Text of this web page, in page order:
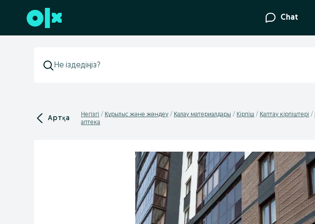
Төменгі деректемеге өту Chat
Артқа Негізгі Құрылыс және жөндеу Қалау материалдары Кірпіш Қаптау кірпіштері
аптека